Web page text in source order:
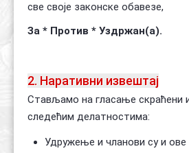
све своје законске обавезе,
За * Против * Уздржан(а).
2. Наративни извештај
Стављамо на гласање скраћени
следећим делатностима:
Удружење и чланови су и ове